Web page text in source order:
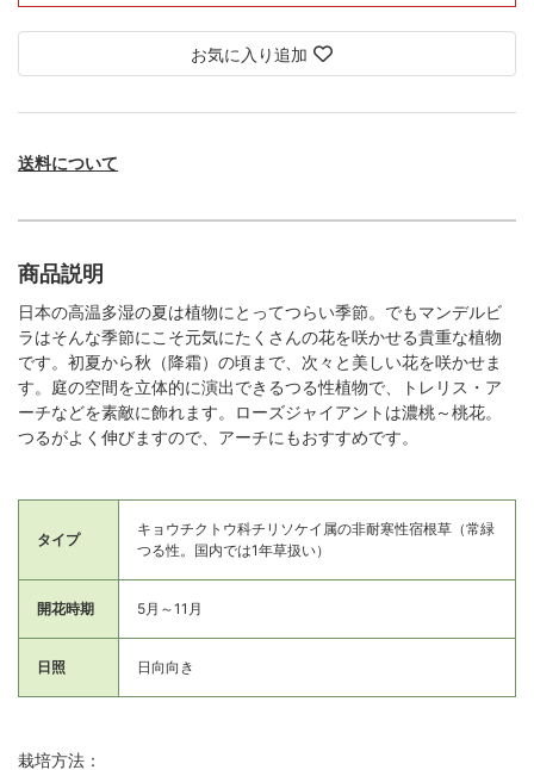
お気に入り追加
送料について
商品説明
日本の高温多湿の夏は植物にとってつらい季節。でもマンデルビ
ラはそんな季節にこそ元気にたくさんの花を咲かせる貴重な植物
です。初夏から秋（降霜）の頃まで、次々と美しい花を咲かせま
す。庭の空間を立体的に演出できるつる性植物で、トレリス・ア
ーチなどを素敵に飾れます。ローズジャイアントは濃桃～桃花。
つるがよく伸びますので、アーチにもおすすめです。
タイプ
キョウチクトウ科チリソケイ属の非耐寒性宿根草（常緑
つる性。国内では1年草扱い）
開花時期 5月～11月
日照 日向向き
栽培方法：